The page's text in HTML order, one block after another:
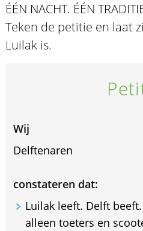
ÉÉN NACHT. ÉÉN
Teken de petitie en laat
Luilak is.
Wij
Delftenaren
constateren dat:
Luilak leeft. Delft
alleen toeters en